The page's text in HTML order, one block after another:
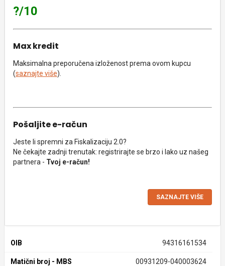
?/10
Max kredit
Maksimalna preporučena izloženost prema ovom kupcu
(saznajte više).
Pošaljite e-račun
Jeste li spremni za Fiskalizaciju 2.0?
Ne čekajte zadnji trenutak: registrirajte se brzo i lako uz našeg
partnera - Tvoj e-račun!
SAZNAJTE VIŠE
OIB 94316161534
Matični broj - MBS 00931209-040003624